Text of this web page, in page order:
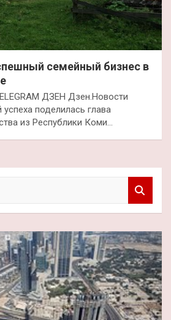
семейный бизнес в
ДЗЕН Дзен.Новости
поделилась глава
из Республики Коми…